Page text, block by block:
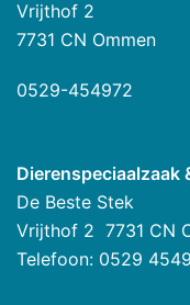
Vrijthof 2
7731 CN Ommen
0529-454972
Dierenspeciaalzaak
De Beste Stek
Vrijthof 2 7731 CN
Telefoon: 0529